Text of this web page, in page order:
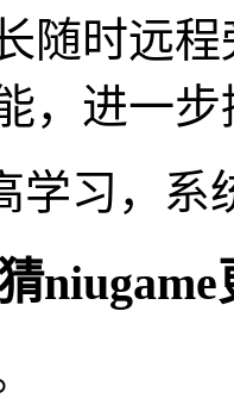
随时远
，进一
学习，系